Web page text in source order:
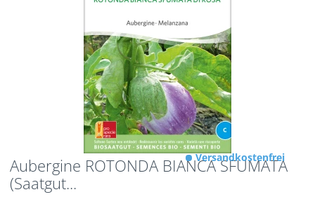
Aubergine ROTONDA BIANCA SFUMATA
(Saatgut...
Versandkostenfrei